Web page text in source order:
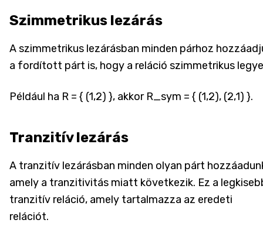
Szimmetrikus lezárás
A szimmetrikus lezárásban minden párhoz
a fordított párt is, hogy a reláció szimmetrikus
Például ha R = { (1,2) }, akkor R_sym = { (1,2), (2,1) }.
Tranzitív lezárás
A tranzitív lezárásban minden olyan párt
amely a tranzitivitás miatt következik. Ez a
tranzitív reláció, amely tartalmazza az eredeti
relációt.